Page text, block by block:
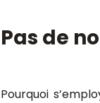
Pas de
Pourquoi